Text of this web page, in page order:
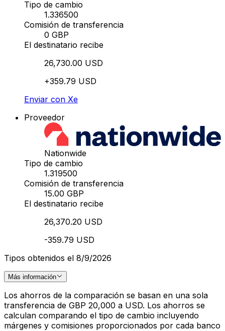
Tipo de cambio
1.336500
Comisión de transferencia
0 GBP
El destinatario recibe
26,730.00 USD
+359.79 USD
Enviar con Xe
Proveedor
Nationwide
Tipo de cambio
1.319500
Comisión de transferencia
15.00 GBP
El destinatario recibe
26,370.20 USD
-359.79 USD
Tipos obtenidos el 8/9/2026
Más información
Los ahorros de la comparación se basan en una sola
transferencia de GBP 20,000 a USD. Los ahorros se
calculan comparando el tipo de cambio incluyendo
márgenes y comisiones proporcionados por cada banco